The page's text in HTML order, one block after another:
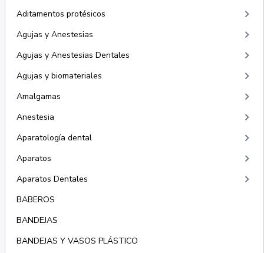
Aditamentos protésicos
keyboard_arrow_right
Agujas y Anestesias keyboard_arrow_right
Agujas y Anestesias Dentales keyboard_arrow_right
Agujas y biomateriales keyboard_arrow_right
Amalgamas keyboard_arrow_right
Anestesia keyboard_arrow_right
Aparatología dental keyboard_arrow_right
Aparatos keyboard_arrow_right
Aparatos Dentales keyboard_arrow_right
BABEROS
BANDEJAS
BANDEJAS Y VASOS PLÁSTICO